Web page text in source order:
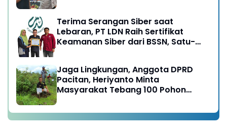
Terima Serangan Siber saat
Lebaran, PT LDN Raih Sertifikat
Keamanan Siber dari BSSN, Satu-
Jaga Lingkungan, Anggota DPRD
Pacitan, Heriyanto Minta
Masyarakat Tebang 100 Pohon